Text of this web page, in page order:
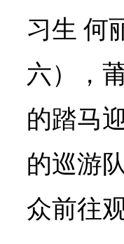
习生 何
六），
的踏马
的巡游
众前往